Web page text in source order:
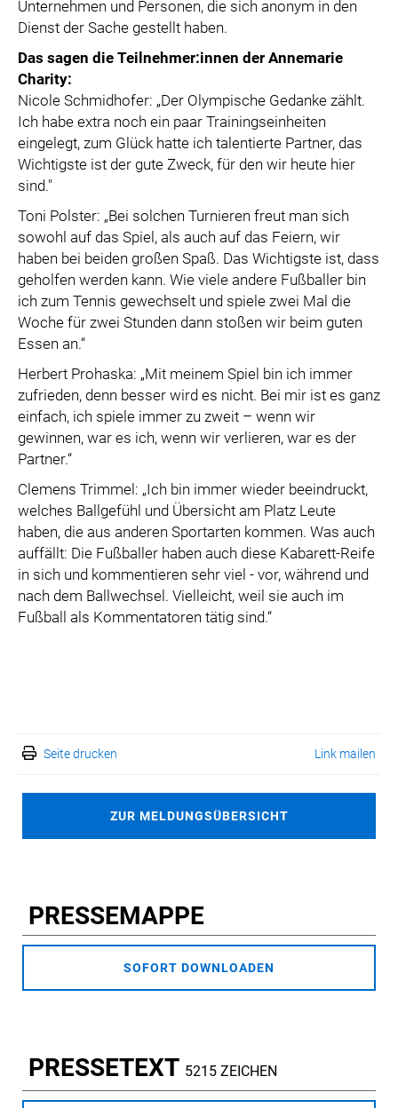
Unternehmen und Personen, die sich anonym in den
Dienst der Sache gestellt haben.
Das sagen die Teilnehmer:innen der Annemarie
Charity:
Nicole Schmidhofer: „Der Olympische Gedanke zählt.
Ich habe extra noch ein paar Trainingseinheiten
eingelegt, zum Glück hatte ich talentierte Partner, das
Wichtigste ist der gute Zweck, für den wir heute hier
sind."
Toni Polster: „Bei solchen Turnieren freut man sich
sowohl auf das Spiel, als auch auf das Feiern, wir
haben bei beiden großen Spaß. Das Wichtigste ist, dass
geholfen werden kann. Wie viele andere Fußballer bin
ich zum Tennis gewechselt und spiele zwei Mal die
Woche für zwei Stunden dann stoßen wir beim guten
Essen an.“
Herbert Prohaska: „Mit meinem Spiel bin ich immer
zufrieden, denn besser wird es nicht. Bei mir ist es ganz
einfach, ich spiele immer zu zweit – wenn wir
gewinnen, war es ich, wenn wir verlieren, war es der
Partner.“
Clemens Trimmel: „Ich bin immer wieder beeindruckt,
welches Ballgefühl und Übersicht am Platz Leute
haben, die aus anderen Sportarten kommen. Was auch
auffällt: Die Fußballer haben auch diese Kabarett-Reife
in sich und kommentieren sehr viel - vor, während und
nach dem Ballwechsel. Vielleicht, weil sie auch im
Fußball als Kommentatoren tätig sind.“
Seite drucken Link mailen
ZUR MELDUNGSÜBERSICHT
PRESSEMAPPE
SOFORT DOWNLOADEN
PRESSETEXT 5215 ZEICHEN